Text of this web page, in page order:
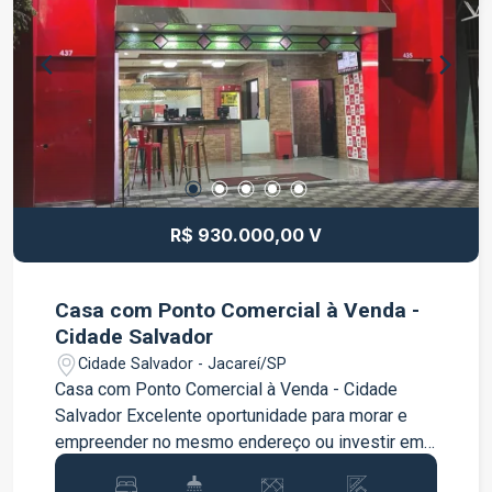
comércios e diversos serviços essenciais, além
de oferecer fácil acesso às principais vias de
São José dos Campos. Este sobrado é ideal para
quem busca qualidade de vida, conforto e um
excelente custo-benefício, seja para morar ou
contato para mais informações e agende sua
visita. Venha conhecer o sobrado que pode ser o
R$ 930.000,00 V
Casa com Ponto Comercial à Venda -
Cidade Salvador
Cidade Salvador - Jacareí/SP
Casa com Ponto Comercial à Venda - Cidade
Salvador Excelente oportunidade para morar e
empreender no mesmo endereço ou investir em
um imóvel com excelente potencial de renda!